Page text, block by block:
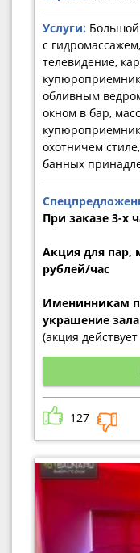
Услуги: Большой
с
телевидение,
обливным
окном в бар,
охотничем
банных
При заказе 3-х
Акция для пар,
рублей/час
Именинникам
украшение
(акция
127